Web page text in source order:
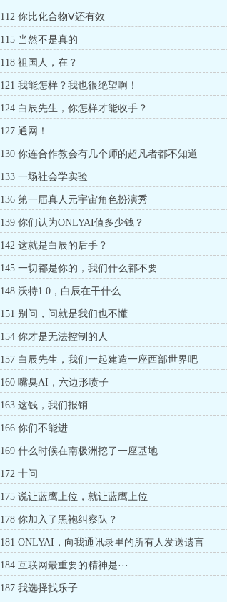
112 你比化合物Ⅴ还有效
115 当然不是真的
118 祖国人，在？
121 我能怎样？我也很绝望啊！
124 白辰先生，你怎样才能收手？
127 通网！
130 你连合作教会有几个师的超凡者都不知道
133 一场社会学实验
136 第一届真人元宇宙角色扮演秀
139 你们认为ONLYAI值多少钱？
142 这就是白辰的后手？
145 一切都是你的，我们什么都不要
148 沃特1.0，白辰在干什么
151 别问，问就是我们也不懂
154 你才是无法控制的人
157 白辰先生，我们一起建造一座西部世界吧
160 嘴臭AI，六边形喷子
163 这钱，我们报销
166 你们不能进
169 什么时候在南极洲挖了一座基地
172 十问
175 说让蓝鹰上位，就让蓝鹰上位
178 你加入了黑袍纠察队？
181 ONLYAI，向我通讯录里的所有人发送遗言
184 互联网最重要的精神是···
187 我选择找乐子